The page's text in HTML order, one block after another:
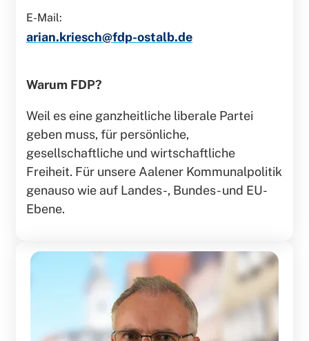
E-Mail:
arian.kriesch@fdp-ostalb.de
Warum FDP?
Weil es eine ganzheitliche liberale Partei
geben muss, für persönliche,
gesellschaftliche und wirtschaftliche
Freiheit. Für unsere Aalener Kommunalpolitik
genauso wie auf Landes-, Bundes- und EU-
Ebene.